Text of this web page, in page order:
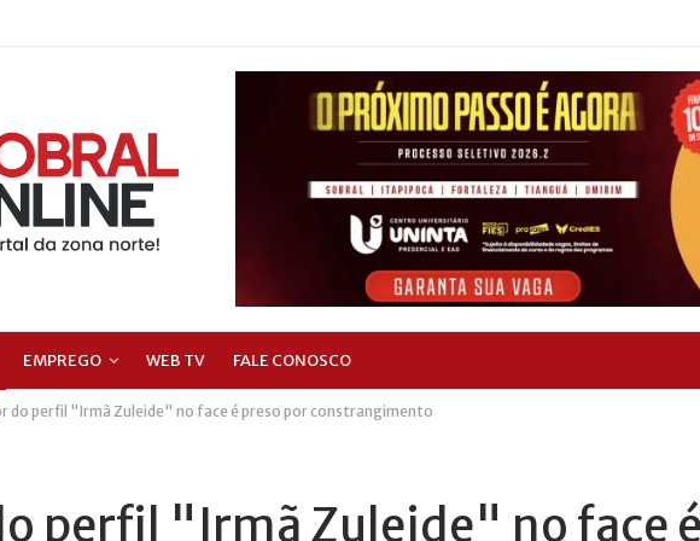
EMPREGO WEB TV FALE CONOSCO
do perfil "Irmã Zuleide" no face é preso por constrangimento
perfil "Irmã Zuleide" no face